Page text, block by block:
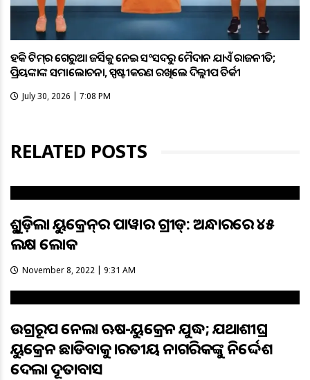
ହକି ଟିମ୍‌ର ଗେରୁଆ ଜର୍ସିକୁ ନେଇ ସଂସଦରୁ ମୈଦାନ ଯାଏଁ ରାଜନୀତି;
ପ୍ରିୟଙ୍କାଙ୍କ ସମାଲୋଚନା, ସ୍ପଷ୍ଟୀକରଣ ରଖିଲେ ଦିଲ୍ଲୀପ ତିର୍କୀ
July 30, 2026 | 7:08 PM
RELATED POSTS
ଭୁଶୁଡ଼ିଲା ୟୁକ୍ରେନ୍‌ର ପାୱାର ଗ୍ରୀଡ୍‌: ଅନ୍ଧାରରେ ୪୫
ଲକ୍ଷ ଲୋକ
November 8, 2022 | 9:31 AM
ଉଗ୍ରରୂପ ନେଲା ଋଷ-ୟୁକ୍ରେନ ଯୁଦ୍ଧ; ଯଥାଶୀଘ୍ର
ୟୁକ୍ରେନ ଛାଡିବାକୁ ଭାରତୀୟ ନାଗରିକଙ୍କୁ ନିର୍ଦ୍ଦେଶ
ଦେଲା ଦୂତାବାସ